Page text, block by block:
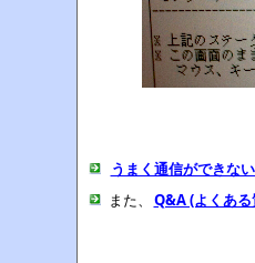
うまく通信ができな
また、
Q&A (よくあ